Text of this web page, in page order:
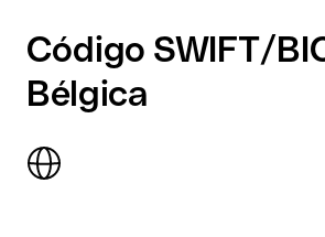
Código SWIFT/
Bélgica